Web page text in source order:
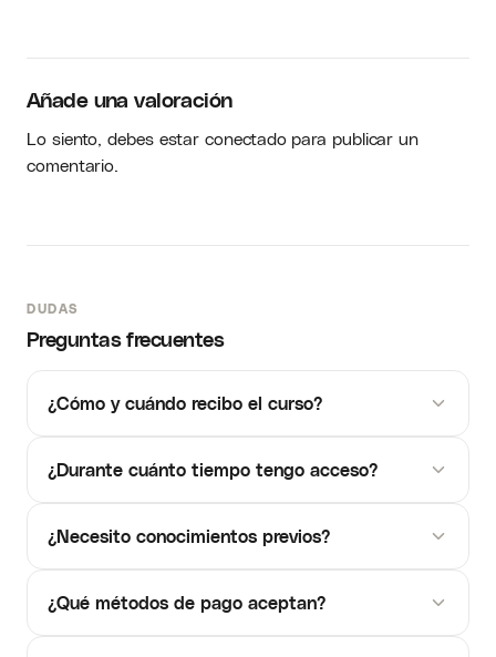
Añade una valoración
Lo siento, debes estarconectadopara publicar un
comentario.
DUDAS
Preguntas frecuentes
¿Cómo y cuándo recibo el curso?
¿Durante cuánto tiempo tengo acceso?
¿Necesito conocimientos previos?
¿Qué métodos de pago aceptan?